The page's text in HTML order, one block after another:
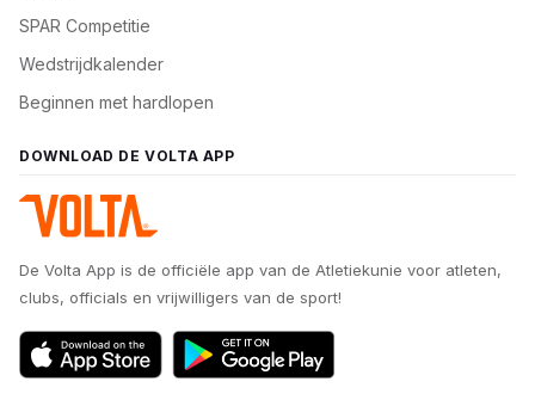
SPAR Competitie
Wedstrijdkalender
Beginnen met hardlopen
DOWNLOAD DE VOLTA APP
De Volta App is de officiële app van de Atletiekunie voor atleten,
clubs, officials en vrijwilligers van de sport!